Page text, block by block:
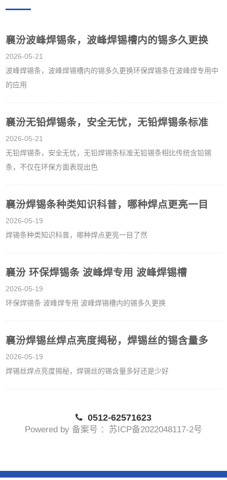
襄汾波峰焊锡条，波峰焊锡槽内的锡多久更换
2026-05-21
波峰焊锡条，波峰焊锡槽内的锡多久更换环保焊锡条在波峰焊专用中
的应用
襄汾无铅焊锡条，安全无忧，无铅焊锡条标准
2026-05-21
无铅焊锡条，安全无忧，无铅焊锡条标准无铅锡条相比传统含铅锡
条，不仅在环保方面表现出色
襄汾焊锡条种类知识科普，哪种焊点更亮一目
2026-05-19
焊锡条种类知识科普，哪种焊点更亮一目了然
襄汾 环保焊锡条 波峰焊专用 波峰焊锡槽
2026-05-19
环保焊锡条 波峰焊专用 波峰焊锡槽内的锡多久更换
襄汾焊锡丝焊点亮度揭秘，焊锡丝的锡含量多
2026-05-19
焊锡丝焊点亮度揭秘，焊锡丝的锡含量多好还是少好
0512-62571623
Powered by 备案号 ：苏ICP备2022048117-2号